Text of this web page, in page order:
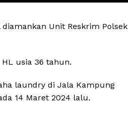
Unit Reskrim Polsek
usia 36 tahun.
laundry di Jala Kampung
14 Maret 2024 lalu.